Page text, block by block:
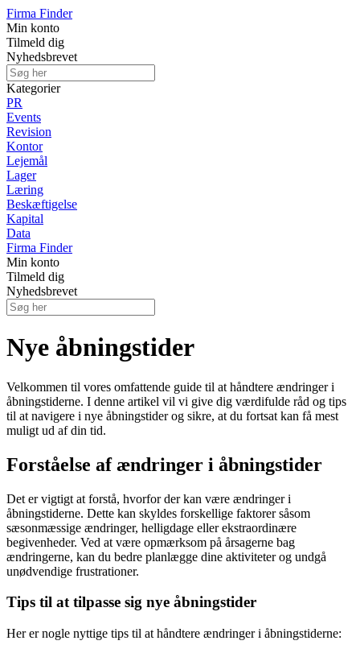
Firma Finder
Min konto
Tilmeld dig
Nyhedsbrevet
Kategorier
PR
Events
Revision
Kontor
Lejemål
Lager
Læring
Beskæftigelse
Kapital
Data
Firma Finder
Min konto
Tilmeld dig
Nyhedsbrevet
Nye åbningstider
Velkommen til vores omfattende guide til at håndtere ændringer i
åbningstiderne. I denne artikel vil vi give dig værdifulde råd og tips
til at navigere i nye åbningstider og sikre, at du fortsat kan få mest
muligt ud af din tid.
Forståelse af ændringer i åbningstider
Det er vigtigt at forstå, hvorfor der kan være ændringer i
åbningstiderne. Dette kan skyldes forskellige faktorer såsom
sæsonmæssige ændringer, helligdage eller ekstraordinære
begivenheder. Ved at være opmærksom på årsagerne bag
ændringerne, kan du bedre planlægge dine aktiviteter og undgå
unødvendige frustrationer.
Tips til at tilpasse sig nye åbningstider
Her er nogle nyttige tips til at håndtere ændringer i åbningstiderne: